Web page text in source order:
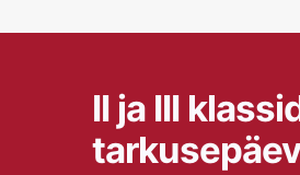
II ja III